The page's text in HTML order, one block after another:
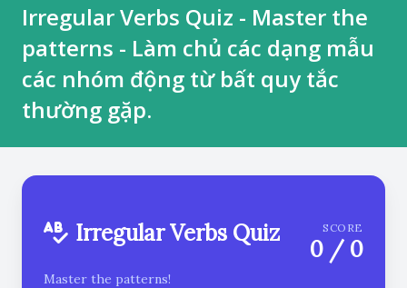
Irregular Verbs Quiz - Master the
patterns - Làm chủ các dạng mẫu
các nhóm động từ bất quy tắc
thường gặp.
Irregular Verbs Quiz
Master the patterns!
SCORE
0 / 0